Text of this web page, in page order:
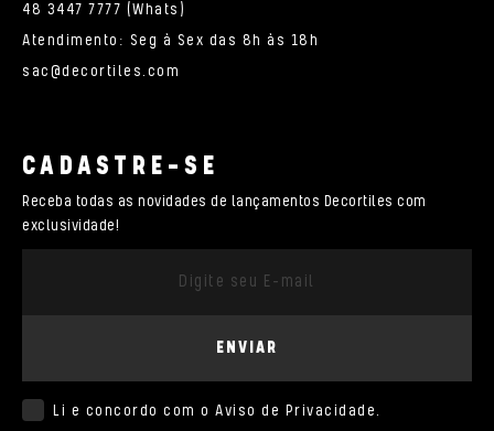
48 3447 7777 (Whats)
Atendimento: Seg à Sex das 8h às 18h
sac@decortiles.com
CADASTRE-SE
Receba todas as novidades de lançamentos Decortiles com
exclusividade!
ENVIAR
Li e concordo com o Aviso de Privacidade.